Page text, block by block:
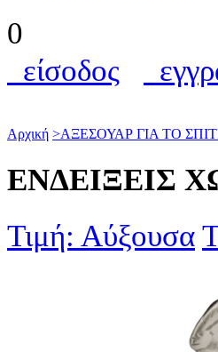
0
είσοδος
Αρχική >ΑΞΕΣΟΥΑΡ ΓΙΑ ΤΟ
ΕΝΔΕΙΞΕΙΣ
Τιμή: Αύξουσα